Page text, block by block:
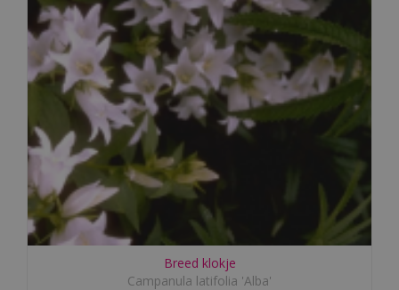
Breed klokje
Campanula latifolia 'Alba'